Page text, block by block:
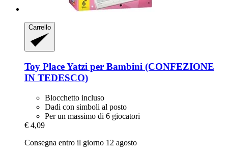
Carrello
Toy PlaceYatzi per Bambini (CONFEZIONE
IN TEDESCO)
Blocchetto incluso
Dadi con simboli al posto
Per un massimo di 6 giocatori
€ 4,09
Consegna entro il giorno 12 agosto